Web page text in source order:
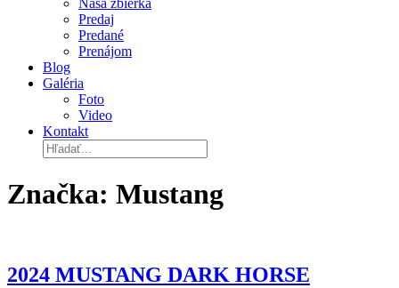
Naša zbierka
Predaj
Predané
Prenájom
Blog
Galéria
Foto
Video
Kontakt
Značka: Mustang
2024 MUSTANG DARK HORSE